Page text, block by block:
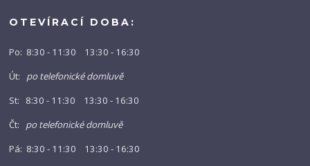
OTEVÍRACÍ DOBA:
Po: 8:30 - 11:30 13:30 - 16:30
Út: po telefonické domluvě
St: 8:30 - 11:30 13:30 - 16:30
Čt: po telefonické domluvě
Pá: 8:30 - 11:30 13:30 - 16:30